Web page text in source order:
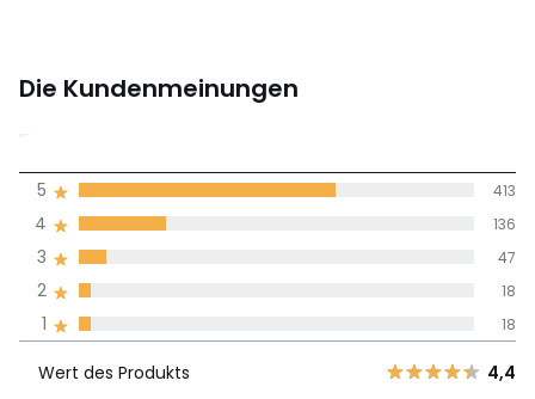
Die Kundenmeinungen
4,4
(632)
4
Wert des
1 18
2 18
3 47
4 136
5 413
Wert des Produkts 4,4